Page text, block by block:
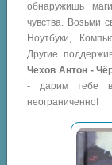
обнаружишь
чувства. Возьми
Ноутбуки,
Другие
Чехов Антон -
- дарим тебе
неограниченно!